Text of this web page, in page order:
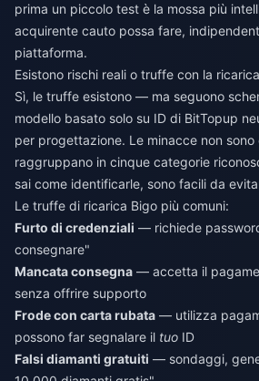
prima un piccolo test è la mossa più
acquirente cauto possa fare,
piattaforma.
Esistono rischi reali o truffe con la
Sì, le truffe esistono — ma seguono
modello basato solo su ID di BitTopup
per progettazione. Le minacce non sono
raggruppano in cinque categorie
sai come identificarle, sono facili da
Le truffe di ricarica Bigo più comuni:
Furto di credenziali — richiede
consegnare"
Mancata consegna — accetta il
senza offrire supporto
Frode con carta rubata — utilizza
possono far segnalare il tuo ID
Falsi diamanti gratuiti — sondaggi,